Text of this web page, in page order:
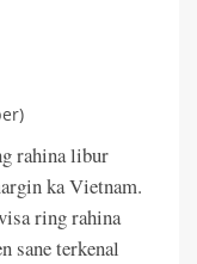
rahina libur
ka Vietnam.
ring rahina
sane terkenal